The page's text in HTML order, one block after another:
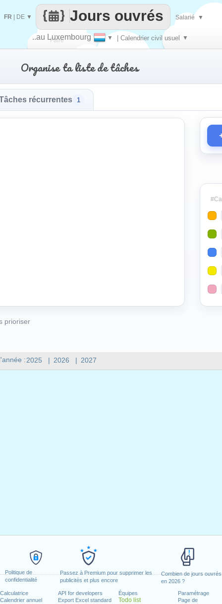
Politique de
confidentialité
Passez à Premium pour supprimer les
publicités et plus encore
Combien de jours ouvrés
en 2026 ?
Calculatrice
Calendrier annuel
API for developers
Export Excel standard
Équipes
Todo list
Paramétrage
Page de
Faire
que
..au Luxembourg ▼ | Calendrier civil usuel ▼
Jours ouvrés
FR DE ▼ Salarié ▼
:2025 | 2026 | 2027
Organise ta liste de tâches
récurrentes 1
prioriser